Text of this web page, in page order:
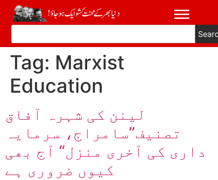
Tag: Marxist
Education
لینن کی شہرہ آفاق
تصنیف”سامراج، سرمایہ
داری کی آخری منزل“ آج بھی
کیوں ضروری ہے